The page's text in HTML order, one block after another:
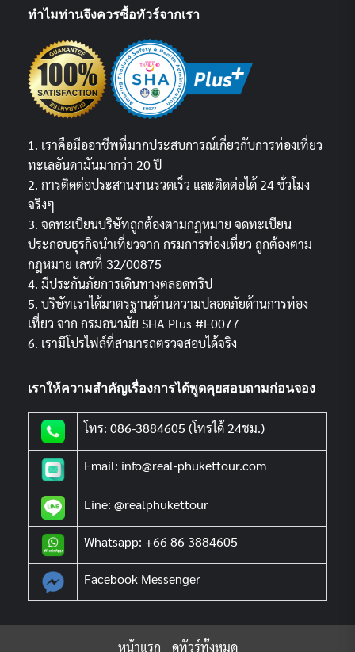
ทำไมท่านจึงควรซื้อทัวร์จากเรา
1. เราคือมืออาชีพที่มากประสบการณ์เกี่ยวกับการท่องเที่ยว
ทะเลอันดามันมากว่า 20 ปี
2. การติดต่อประสานงานรวดเร็ว และติดต่อได้ 24 ชั่วโมง
จริงๆ
3. จดทะเบียนบริษัทถูกต้องตามกฏหมาย จดทะเบียน
ประกอบธุรกิจนำเที่ยวจาก กรมการท่องเที่ยว ถูกต้องตาม
กฎหมาย เลขที่ 32/00875
4. มีประกันภัยการเดินทางตลอดทริป
5. บริษัทเราได้มาตรฐานด้านความปลอดภัยด้านการท่อง
เที่ยว จาก กรมอนามัย SHA Plus #E0077
6. เรามีโปรไฟล์ที่สามารถตรวจสอบได้จริง
เราให้ความสำคัญเรื่องการได้พูดคุยสอบถามก่อนจอง
โทร: 086-3884605 (โทรได้ 24ชม.)
Email: info@real-phukettour.com
Line: @realphukettour
Whatsapp: +66 86 3884605
Facebook Messenger
หน้าแรก ดูทัวร์ทั้งหมด